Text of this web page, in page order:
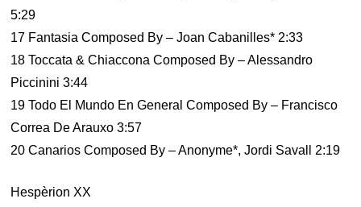
5:29
17 Fantasia Composed By – Joan Cabanilles* 2:33
18 Toccata & Chiaccona Composed By – Alessandro
Piccinini 3:44
19 Todo El Mundo En General Composed By – Francisco
Correa De Arauxo 3:57
20 Canarios Composed By – Anonyme*, Jordi Savall 2:19
Hespèrion XX